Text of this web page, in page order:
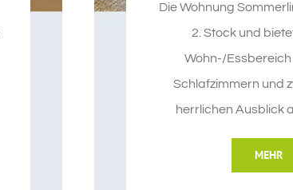
Die Wohnung
2. Stock und
Wohn-/Essbereich
Schlafzimmern und
herrlichen Ausblick
MEHR